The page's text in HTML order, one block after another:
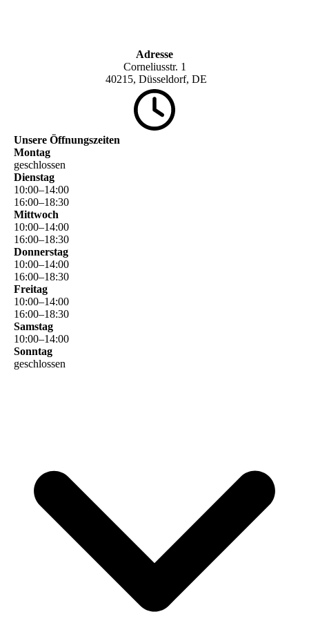
Adresse
Corneliusstr. 1
40215, Düsseldorf, DE
Unsere Öffnungszeiten
Montag
geschlossen
Dienstag
10:00–14:00
16:00–18:30
Mittwoch
10:00–14:00
16:00–18:30
Donnerstag
10:00–14:00
16:00–18:30
Freitag
10:00–14:00
16:00–18:30
Samstag
10:00–14:00
Sonntag
geschlossen